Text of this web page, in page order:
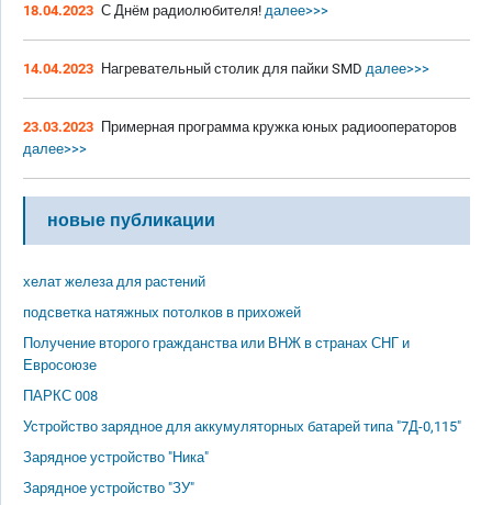
18.04.2023 С Днём радиолюбителя! далее>>>
14.04.2023 Нагревательный столик для пайки SMD далее>>>
23.03.2023 Примерная программа кружка юных радиооператоров
далее>>>
новые публикации
хелат железа для растений
подсветка натяжных потолков в прихожей
Получение второго гражданства или ВНЖ в странах СНГ и
Евросоюзе
ПАРКС 008
Устройство зарядное для аккумуляторных батарей типа "7Д-0,115"
Зарядное устройство "Ника"
Зарядное устройство "ЗУ"